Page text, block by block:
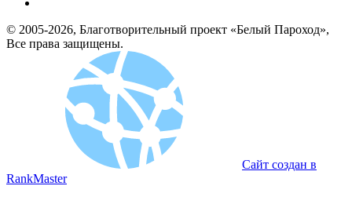
© 2005-2026, Благотворительный проект «Белый Пароход»,
Все права защищены.
Сайт создан в
RankMaster